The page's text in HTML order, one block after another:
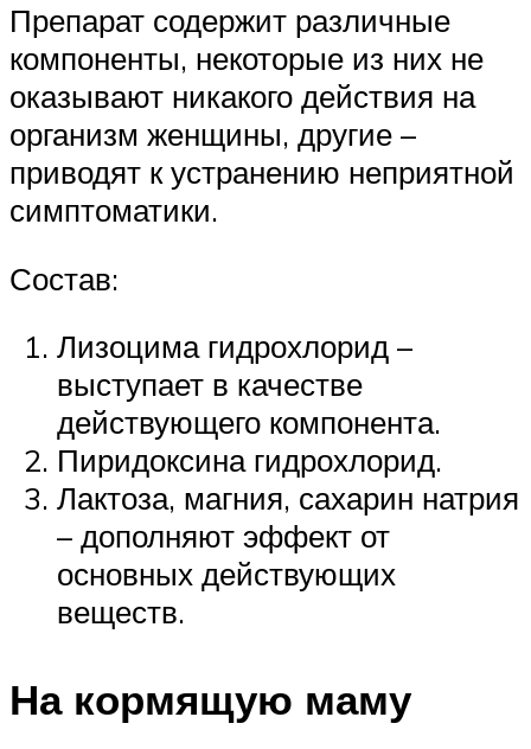
Препарат содержит различные
компоненты, некоторые из них не
оказывают никакого действия на
организм женщины, другие –
приводят к устранению неприятной
симптоматики.
Состав:
Лизоцима гидрохлорид –
выступает в качестве
действующего компонента.
Пиридоксина гидрохлорид.
Лактоза, магния, сахарин натрия
– дополняют эффект от
основных действующих
веществ.
На кормящую маму